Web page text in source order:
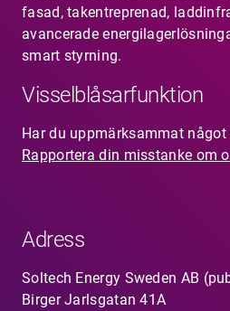
fasad, takentreprenad,
avancerade
smart styrning.
Visselblåsarfunktion
Har du uppmärksammat
Rapportera din misstanke om
Adress
Soltech Energy Sweden AB
Birger Jarlsgatan 41A